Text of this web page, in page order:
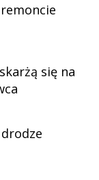
się na